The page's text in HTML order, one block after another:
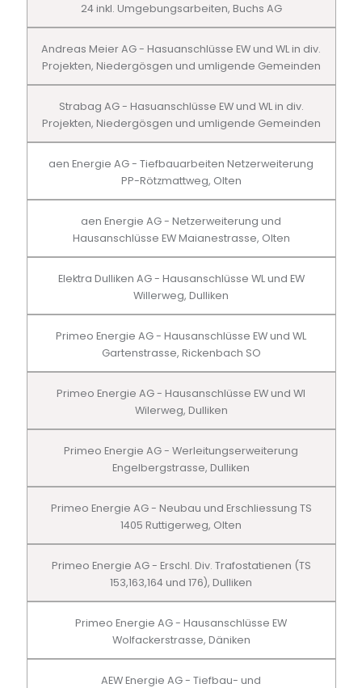
24 inkl. Umgebungsarbeiten, Buchs AG
Andreas Meier AG - Hasuanschlüsse EW und WL in div.
Projekten, Niedergösgen und umligende Gemeinden
Strabag AG - Hasuanschlüsse EW und WL in div.
Projekten, Niedergösgen und umligende Gemeinden
aen Energie AG - Tiefbauarbeiten Netzerweiterung
PP-Rötzmattweg, Olten
aen Energie AG - Netzerweiterung und
Hausanschlüsse EW Maianestrasse, Olten
Elektra Dulliken AG - Hausanschlüsse WL und EW
Willerweg, Dulliken
Primeo Energie AG - Hausanschlüsse EW und WL
Gartenstrasse, Rickenbach SO
Primeo Energie AG - Hausanschlüsse EW und Wl
Wilerweg, Dulliken
Primeo Energie AG - Werleitungserweiterung
Engelbergstrasse, Dulliken
Primeo Energie AG - Neubau und Erschliessung TS
1405 Ruttigerweg, Olten
Primeo Energie AG - Erschl. Div. Trafostatienen (TS
153,163,164 und 176), Dulliken
Primeo Energie AG - Hausanschlüsse EW
Wolfackerstrasse, Däniken
AEW Energie AG - Tiefbau- und